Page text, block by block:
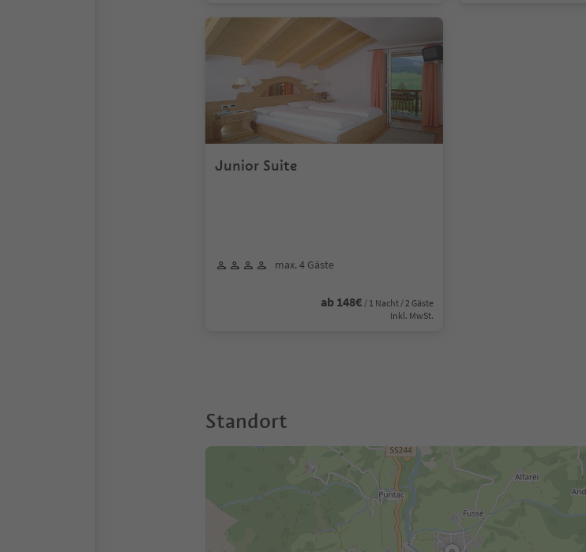
Junior Suite
max. 4 Gäste
ab 148€ / 1 Nacht / 2 Gäste
Inkl. MwSt.
Standort